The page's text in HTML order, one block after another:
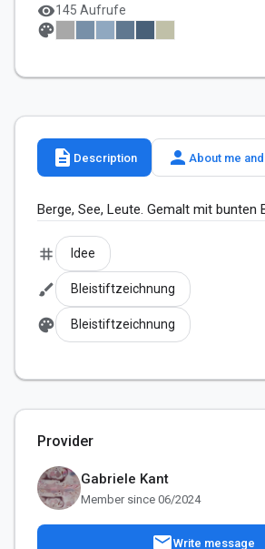
visibility145 Aufrufe
palette
description Description person About me
Berge, See, Leute. Gemalt mit bunten
tag Idee
brush Bleistiftzeichnung
palette Bleistiftzeichnung
Provider
Gabriele Kant
Member since 06/2024
mailWrite message